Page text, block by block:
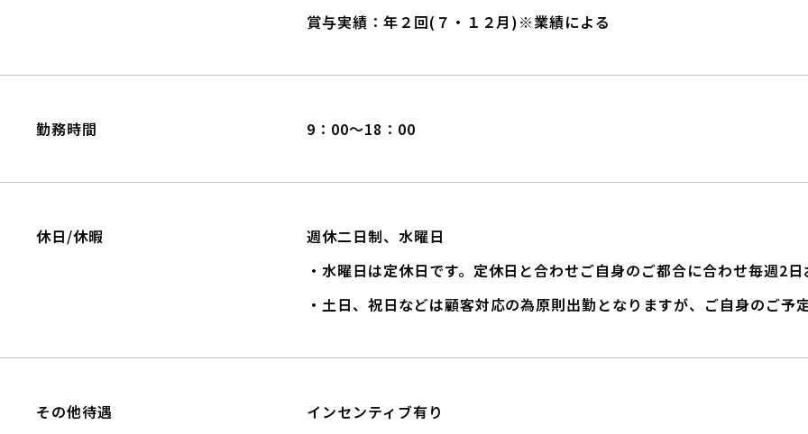
賞与実績：年２回(７・１２月)※業績による
勤務時間 9：00～18：00
休日/休暇
週休二日制、水曜日
・水曜日は定休日です。定休日と合わせご自身のご都合に合わせ毎週2
・土日、祝日などは顧客対応の為原則出勤となりますが、ご自身のご予
その他待遇
インセンティブ有り